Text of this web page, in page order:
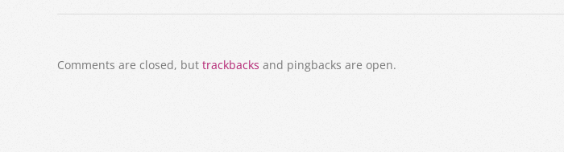
25
Comments are closed, but trackbacks and pingbacks are open.